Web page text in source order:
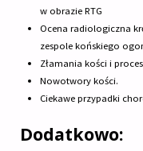
w obrazie RTG
Ocena radiologiczna
zespole końskiego
Złamania kości i
Nowotwory kości.
Ciekawe przypadki
Dodatkowo: